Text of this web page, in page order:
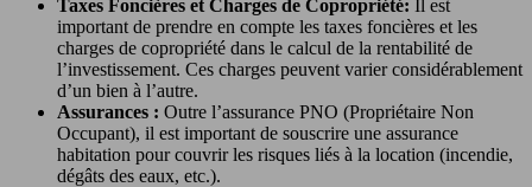
Taxes Foncières et Charges de Copropriété: Il est
important de prendre en compte les taxes foncières et les
charges de copropriété dans le calcul de la rentabilité de
l’investissement. Ces charges peuvent varier considérablement
d’un bien à l’autre.
Assurances : Outre l’assurance PNO (Propriétaire Non
Occupant), il est important de souscrire une assurance
habitation pour couvrir les risques liés à la location (incendie,
dégâts des eaux, etc.).